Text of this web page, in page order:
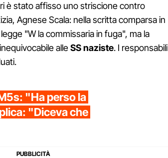
è stato affisso uno striscione contro
Agnese Scala: nella scritta comparsa in
"W la commissaria in fuga", ma la
alleSS naziste. I responsabili
"Ha perso la
"Diceva che